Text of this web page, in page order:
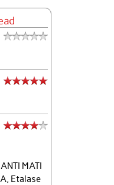
MATI
Etalase